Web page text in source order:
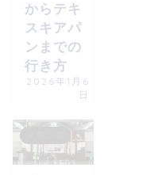
からテキ
スキアパ
ンまでの
行き方
2026年1月6
日